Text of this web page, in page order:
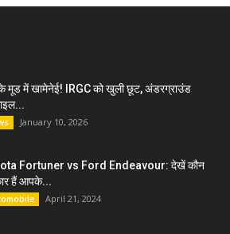
मूड में खामेनेई! IRGC को खुली छूट, अंडरग्राउंड
January 10, 2026
Fortuner vs Ford Endeavour: देखें कौन
हैं आपके...
April 21, 2024